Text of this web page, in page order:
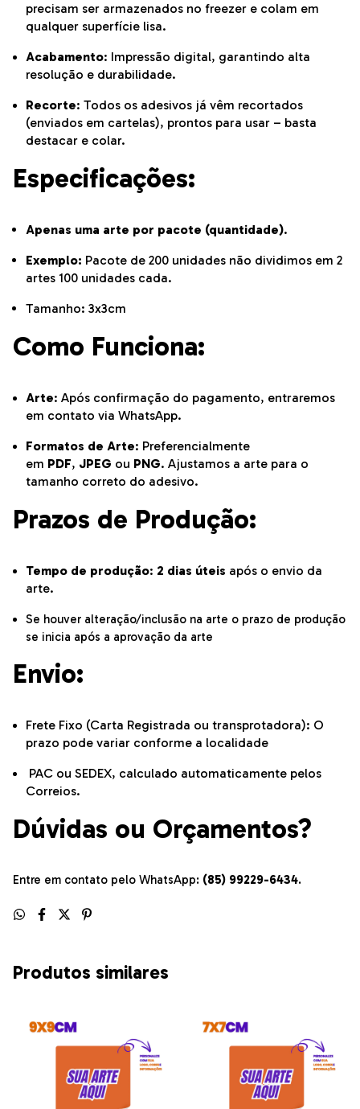
precisam ser armazenados no freezer e colam em
qualquer superfície lisa.
Acabamento: Impressão digital, garantindo alta
resolução e durabilidade.
Recorte: Todos os adesivos já vêm recortados
(enviados em cartelas), prontos para usar – basta
destacar e colar.
Especificações:
Apenas uma arte por pacote (quantidade).
Exemplo: Pacote de 200 unidades não dividimos em 2
artes 100 unidades cada.
Tamanho: 3x3cm
Como Funciona:
Arte: Após confirmação do pagamento, entraremos
em contato via WhatsApp.
Formatos de Arte: Preferencialmente
em PDF, JPEG ou PNG. Ajustamos a arte para o
tamanho correto do adesivo.
Prazos de Produção:
Tempo de produção: 2 dias úteis após o envio da
arte.
Se houver alteração/inclusão na arte o prazo de produção
se inicia após a aprovação da arte
Envio:
Frete Fixo (Carta Registrada ou transprotadora): O
prazo pode variar conforme a localidade
PAC ou SEDEX, calculado automaticamente pelos
Correios.
Dúvidas ou Orçamentos?
Entre em contato pelo WhatsApp: (85) 99229-6434.
Produtos similares